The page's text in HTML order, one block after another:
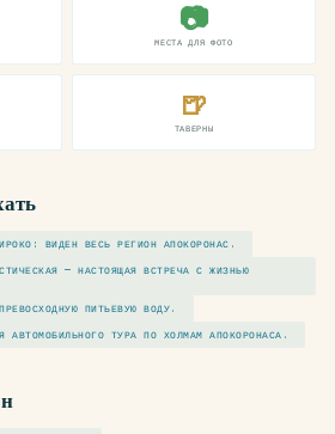
📷
МЕСТА ДЛЯ ФОТО
🍺
ТАВЕРНЫ
ВИДЕН ВЕСЬ РЕГИОН АПОКОРОНАС.
— НАСТОЯЩАЯ ВСТРЕЧА С ЖИЗНЬЮ
ПИТЬЕВУЮ ВОДУ.
АВТОМОБИЛЬНОГО ТУРА ПО ХОЛМАМ АПОКОРОНАСА.